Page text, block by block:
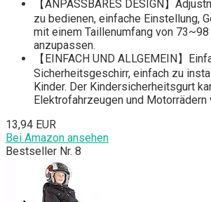
【ANPASSBARES DESIGN】
zu bedienen, einfache Einstellung,
mit einem Taillenumfang von
anzupassen.
【EINFACH UND ALLGEMEIN】
Sicherheitsgeschirr, einfach zu
Kinder. Der Kindersicherheitsgurt
Elektrofahrzeugen und
13,94 EUR
Bei Amazon ansehen
Bestseller Nr. 8